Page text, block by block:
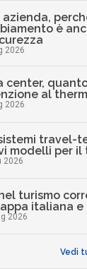
azienda,
è
2026
center,
al
2026
travel-
modelli per il
2026
nel turismo
italiana
2026
Vedi